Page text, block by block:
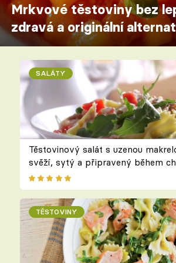
Mrkvové těstoviny bez
zdravá a originální
SALÁTY
Těstovinový salát s uzenou
svěží, sytý a připravený během
TĚSTOVINY